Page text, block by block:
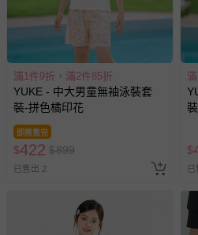
滿1件9折，滿2件85折
YUKE - 中大男童無袖泳裝套
裝-拼色橘印花
即將售完
$422 $899
已售出 2
$
已